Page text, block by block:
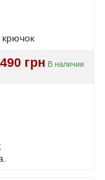
крючок
490 грн В наличии